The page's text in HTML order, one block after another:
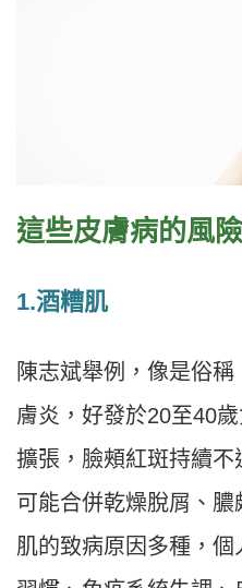
這些皮膚病的風
1.酒糟肌
陳志斌舉例，像是俗
膚炎，好發於20至40
擴張，臉頰紅斑持續
可能合併乾燥脫屑、
肌的致病原因多種，